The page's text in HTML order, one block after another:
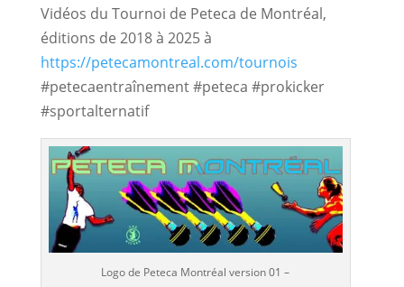
Vidéos du Tournoi de Peteca de Montréal,
éditions de 2018 à 2025 à
https://petecamontreal.com/tournois
#petecaentraînement #peteca #prokicker
#sportalternatif
Logo de Peteca Montréal version 01 –